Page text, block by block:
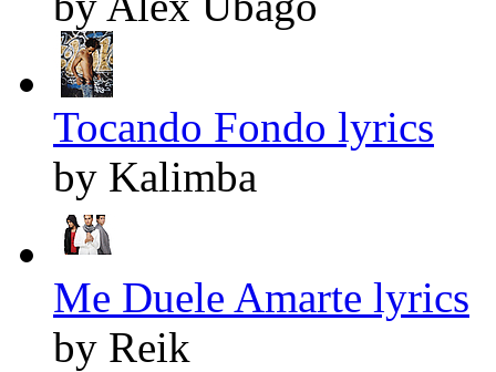
Tocando Fondo lyrics
by Kalimba
Me Duele Amarte lyrics
by Reik